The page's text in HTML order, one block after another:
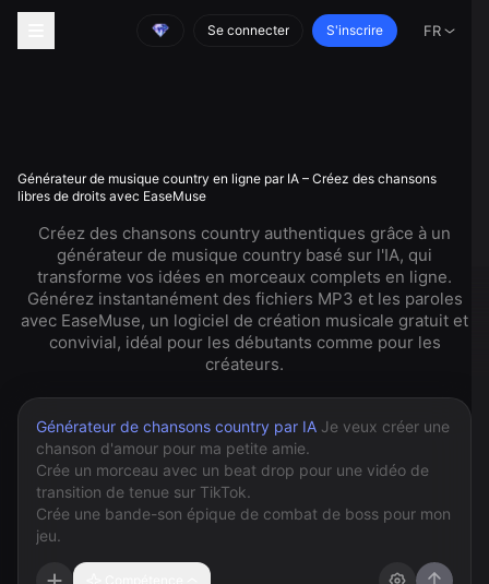
Se connecter S'inscrire FR
Générateur de musique country en ligne par IA – Créez des chansons
libres de droits avec EaseMuse
Créez des chansons country authentiques grâce à un
générateur de musique country basé sur l'IA, qui
transforme vos idées en morceaux complets en ligne.
Générez instantanément des fichiers MP3 et les paroles
avec EaseMuse, un logiciel de création musicale gratuit et
convivial, idéal pour les débutants comme pour les
créateurs.
Générateur de chansons country par IA